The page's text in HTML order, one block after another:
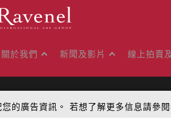
關於我們 新聞及影片 線上拍賣
的廣告資訊。 若想了解更多信息請參